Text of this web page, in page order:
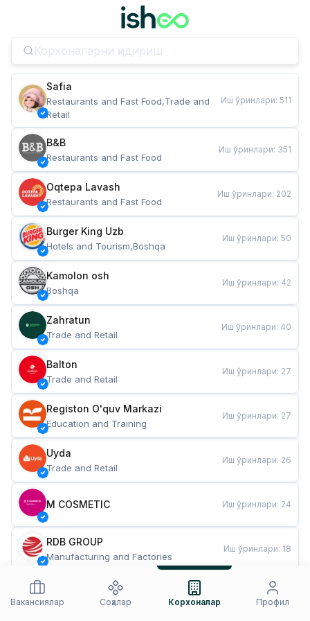
Safia
Restaurants and Fast Food,Trade and
Retail
Иш ўринлари: 511
B&B
Restaurants and Fast Food
Иш ўринлари: 351
Oqtepa Lavash
Restaurants and Fast Food
Иш ўринлари: 202
Burger King Uzb
Hotels and Tourism,Boshqa
Иш ўринлари: 50
Kamolon osh
Boshqa
Иш ўринлари: 42
Zahratun
Trade and Retail
Иш ўринлари: 40
Balton
Trade and Retail
Иш ўринлари: 27
Registon O'quv Markazi
Education and Training
Иш ўринлари: 27
Uyda
Trade and Retail
Иш ўринлари: 26
M COSMETIC Иш ўринлари: 24
RDB GROUP
Manufacturing and Factories
Иш ўринлари: 18
Restaurants and Fast Food
Иш ўринлари
Вакансиялар
Соҳалар Корхоналар Профил